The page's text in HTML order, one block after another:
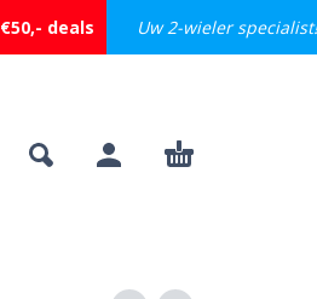
€50,- deals Uw 2-wieler specialist!